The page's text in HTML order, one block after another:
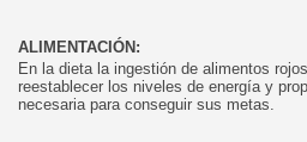
ALIMENTACIÓN:
En la dieta la ingestión de alimentos
reestablecer los niveles de energía y
necesaria para conseguir sus metas.